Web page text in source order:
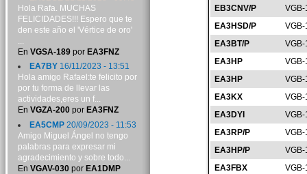
EB3CNV/P
EA3HSD/P
EA3BT/P
EA3HP
EA3HP
EA3KX
EA3DYI
EA3RP/P
EA3HP/P
EA3FBX
Hola Rafa. MUCHAS
FELICIDADES!!! Espero que te
den este año el 'Vértice de oro'
...
En VGSA-189por EA3FNZ
EA7BY16/11/2023 - 13:51
Hola amigo Rafael:te felicito por
por tu forma de llevar las
actividades,eres un f...
En VGZA-200por EA3FNZ
EA5CMP20/09/2023 - 11:53
Amigo Miguel Ángel no tengo
palabras para expresar mi
agradecimiento y sobre todo...
En VGAV-030por EA1DMP